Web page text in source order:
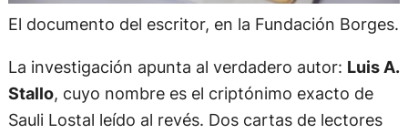
El documento del escritor, en la Fundación Borges.
La investigación apunta al verdadero autor: Luis A.
Stallo, cuyo nombre es el criptónimo exacto de
Sauli Lostal leído al revés. Dos cartas de lectores